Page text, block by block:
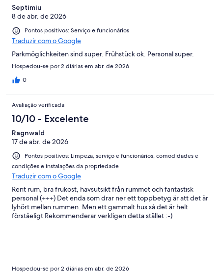
Septimiu
8 de abr. de 2026
Pontos positivos: Serviço e funcionários
Traduzir com o Google
Parkmöglichkeiten sind super. Frühstück ok. Personal super.
Hospedou-se por 2 diárias em abr. de 2026
0
Avaliação verificada
10/10 - Excelente
Ragnwald
17 de abr. de 2026
Pontos positivos: Limpeza, serviço e funcionários, comodidades e
condições e instalações da propriedade
Traduzir com o Google
Rent rum, bra frukost, havsutsikt från rummet och fantastisk
personal (+++) Det enda som drar ner ett toppbetyg är att det är
lyhört mellan rummen. Men ett gammalt hus så det är helt
förståeligt Rekommenderar verkligen detta stället :-)
Hospedou-se por 2 diárias em abr. de 2026